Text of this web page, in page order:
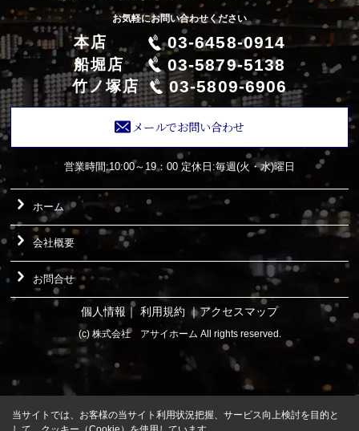
お気軽にお問い合わせください
本店 03-6458-0914
船堀店 03-5879-5138
竹ノ塚店 03-5809-6906
メールでお問い合わせ
営業時間:10:00～19：00 定休日:毎週(火・水)曜日
ホーム
会社概要
お問合せ
個人情報 ｜ 利用規約 ｜アクセスマップ
(c) 株式会社 アサイホーム All rights reserved.
当サイトでは、お客様の当サイト利用状況把握、サービス向上検討を目的と